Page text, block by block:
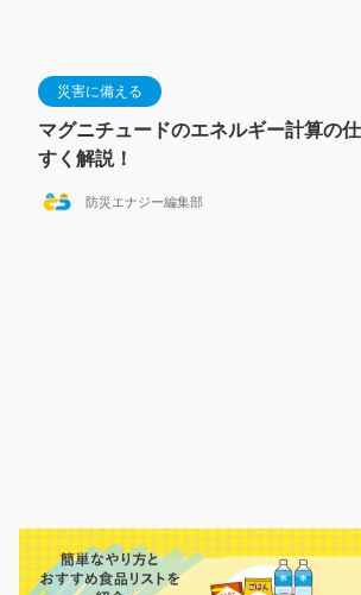
災害に備える
マグニチュードのエネルギー計算の
すく解説！
防災エナジー編集部